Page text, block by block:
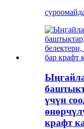
суроо
үчүн
крафт